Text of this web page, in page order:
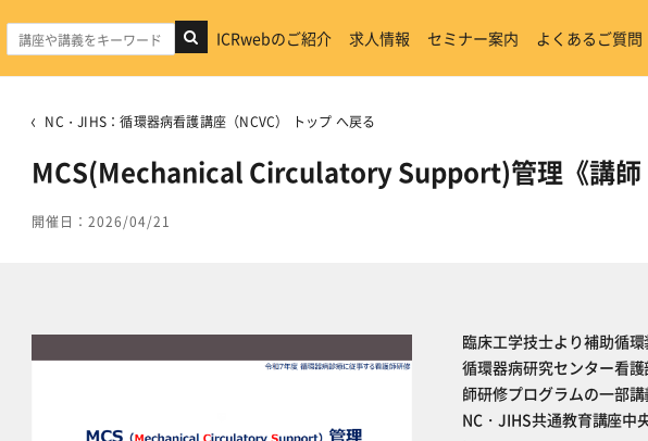
ICRwebのご紹介 求人情報 セミナー案内 よくあるご質問
NC・JIHS：循環器病看護講座（NCVC） トップ へ戻る
MCS(Mechanical Circulatory Support)管理《講師
開催日：2026/04/21
臨床工学技士より補助循
循環器病研究センター看
師研修プログラムの一部
NC・JIHS共通教育講座中